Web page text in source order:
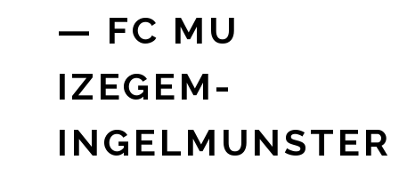
— FC MU
IZEGEM-
INGELMUNSTER